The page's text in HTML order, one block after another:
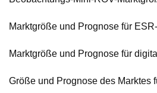
Marktgröße und Prognose für
Marktgröße und Prognose für
Größe und Prognose des Marktes